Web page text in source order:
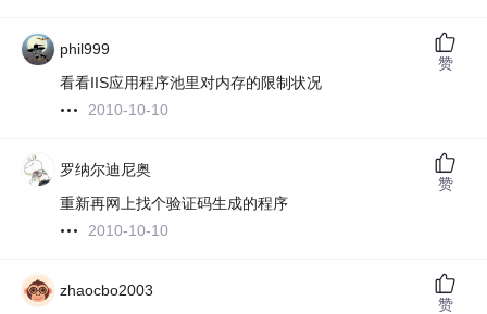
phil999
看看IIS应用程序池里对内存的限制状况
2010-10-10
赞
罗纳尔迪尼奥
重新再网上找个验证码生成的程序
2010-10-10
赞
zhaocbo2003
赞